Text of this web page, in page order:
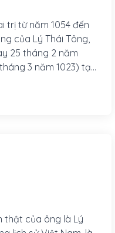
trị từ năm 1054 đến
của Lý Thái Tông,
25 tháng 2 năm
3 năm 1023) tại
thật của ông là Lý